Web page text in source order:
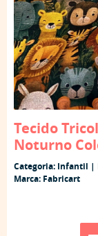
Tecido
Noturno
Categoria: Infantil |
Marca: Fabricart